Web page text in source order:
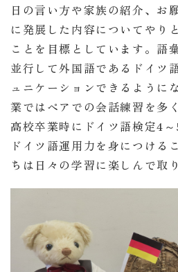
日の言い方や家族の紹介、お
に発展した内容についてやり
ことを目標としています。語
並行して外国語であるドイツ
ュニケーションできるように
業ではペアでの会話練習を多
高校卒業時にドイツ語検定4
ドイツ語運用力を身につける
ちは日々の学習に楽しんで取